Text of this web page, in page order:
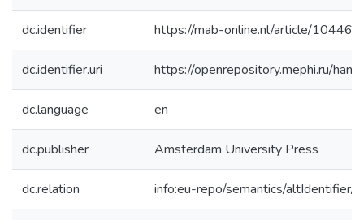
dc.identifier https://mab-online.nl/article/10446/
dc.identifier.uri https://openrepository.mephi.ru/
dc.language en
dc.publisher Amsterdam University Press
dc.relation info:eu-repo/semantics/